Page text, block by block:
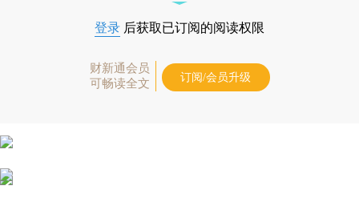
登录 后获取已订阅的阅读权限
财新通会员
可畅读全文
订阅/会员升级